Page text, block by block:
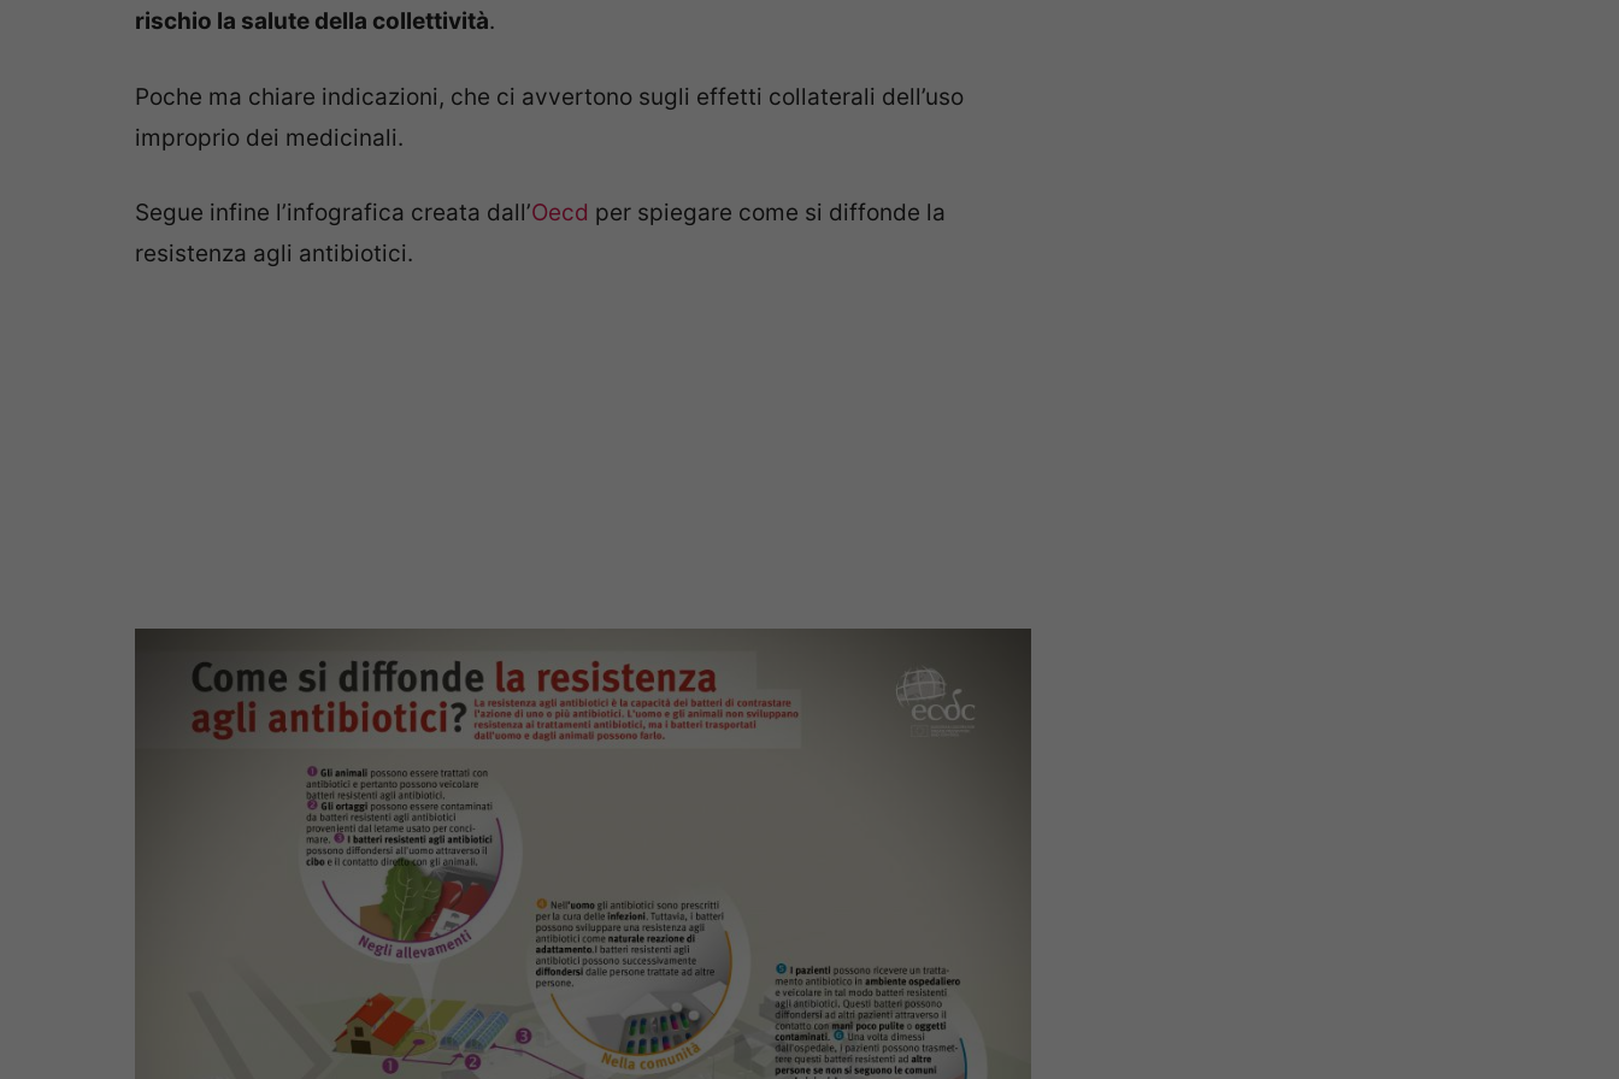
rischio la salute della collettività.
Poche ma chiare indicazioni, che ci avvertono sugli effetti collaterali dell’uso
improprio dei medicinali.
Segue infine l’infografica creata dall’Oecd per spiegare come si diffonde la
resistenza agli antibiotici.